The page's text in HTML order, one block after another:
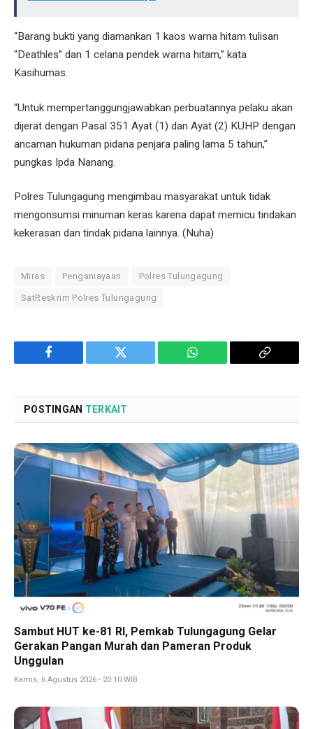
“Barang bukti yang diamankan ⁠1 kaos warna hitam tulisan
“Deathles” dan ⁠1 celana pendek warna hitam,” kata
Kasihumas.
“Untuk mempertanggungjawabkan perbuatannya pelaku akan
dijerat dengan Pasal 351 Ayat (1) dan Ayat (2) KUHP dengan
ancaman hukuman pidana penjara paling lama 5 tahun,”
pungkas Ipda Nanang.
Polres Tulungagung mengimbau masyarakat untuk tidak
mengonsumsi minuman keras karena dapat memicu tindakan
kekerasan dan tindak pidana lainnya. (Nuha)
Miras Penganiayaan Polres Tulungagung
SatReskrim Polres Tulungagung
Facebook Twitter WhatsApp
Copy
POSTINGAN TERKAIT
Sambut HUT ke-81 RI, Pemkab Tulungagung Gelar
Gerakan Pangan Murah dan Pameran Produk
Unggulan
Kamis, 6 Agustus 2026 - 20:10 WIB